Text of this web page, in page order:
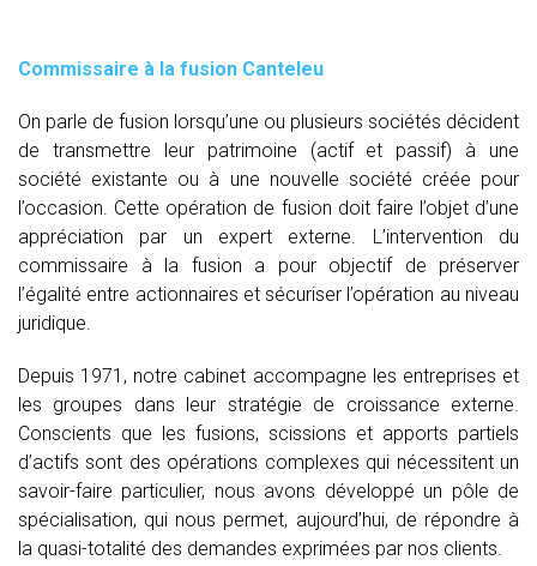
Commissaire à la fusion Canteleu
On parle de fusion lorsqu’une ou plusieurs sociétés décident
de transmettre leur patrimoine (actif et passif) à une
société existante ou à une nouvelle société créée pour
l’occasion. Cette opération de fusion doit faire l’objet d’une
appréciation par un expert externe. L’intervention du
commissaire à la fusion
a pour objectif de préserver
l’égalité entre actionnaires et sécuriser l’opération au niveau
juridique.
Depuis 1971, notre cabinet accompagne les entreprises et
les groupes dans leur stratégie de croissance externe.
Conscients que les fusions, scissions et apports partiels
d’actifs sont des opérations complexes qui nécessitent un
savoir-faire particulier, nous avons développé un pôle de
spécialisation, qui nous permet, aujourd’hui, de répondre à
la quasi-totalité des demandes exprimées par nos clients.